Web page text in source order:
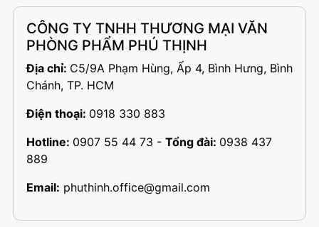
CÔNG TY TNHH THƯƠNG MẠI VĂN
PHÒNG PHẨM PHÚ THỊNH
Địa chỉ: C5/9A Phạm Hùng, Ấp 4, Bình Hưng, Bình
Chánh, TP. HCM
Điện thoại: 0918 330 883
Hotline: 0907 55 44 73 - Tổng đài: 0938 437
889
Email: phuthinh.office@gmail.com